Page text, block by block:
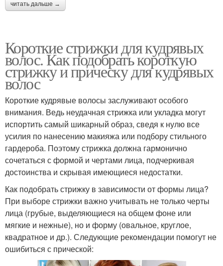
читать дальше →
Короткие стрижки для кудрявых
волос. Как подобрать короткую
стрижку и прическу для кудрявых
волос
Короткие кудрявые волосы заслуживают особого
внимания. Ведь неудачная стрижка или укладка могут
испортить самый шикарный образ, сведя к нулю все
усилия по нанесению макияжа или подбору стильного
гардероба. Поэтому стрижка должна гармонично
сочетаться с формой и чертами лица, подчеркивая
достоинства и скрывая имеющиеся недостатки.
Как подобрать стрижку в зависимости от формы лица?
При выборе стрижки важно учитывать не только черты
лица (грубые, выделяющиеся на общем фоне или
мягкие и нежные), но и форму (овальное, круглое,
квадратное и др.). Следующие рекомендации помогут не
ошибиться с прической: